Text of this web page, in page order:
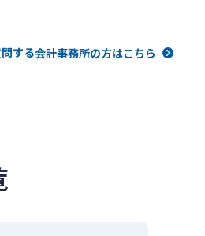
する会計事務所の方はこちら